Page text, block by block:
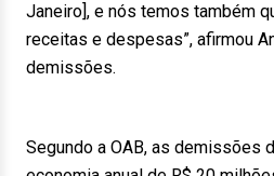
Janeiro], e nós temos também
receitas e despesas”, afirmou
demissões.
Segundo a OAB, as demissões